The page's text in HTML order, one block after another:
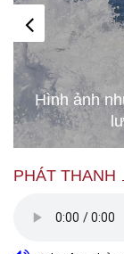
Hàng
PHÁT THANH